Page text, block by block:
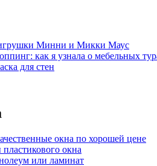
Минни и Микки Маус
как я узнала о мебельных
для стен
окна по хорошей цене
окна
или ламинат